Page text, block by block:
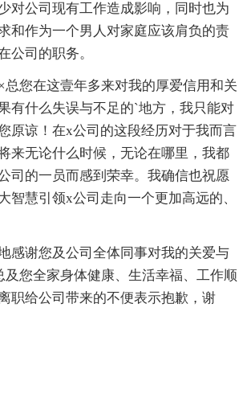
对公司现有工作造成影响，同时也为
和作为一个男人对家庭应该肩负的责
公司的职务。
总您在这壹年多来对我的厚爱信用和关
有什么失误与不足的`地方，我只能对
原谅！在x公司的这段经历对于我而言
来无论什么时候，无论在哪里，我都
司的一员而感到荣幸。我确信也祝愿
智慧引领x公司走向一个更加高远的、
感谢您及公司全体同事对我的关爱与
及您全家身体健康、生活幸福、工作顺
职给公司带来的不便表示抱歉，谢